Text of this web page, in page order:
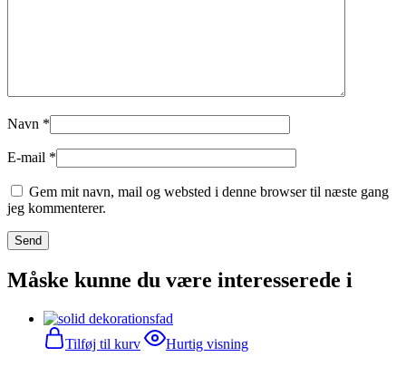
Navn *
E-mail *
Gem mit navn, mail og websted i denne browser til næste gang
jeg kommenterer.
Måske kunne du være interesserede i
Tilføj til kurv Hurtig visning